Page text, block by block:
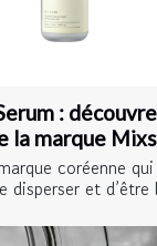
:
la marque
coréenne
disperser et d’être